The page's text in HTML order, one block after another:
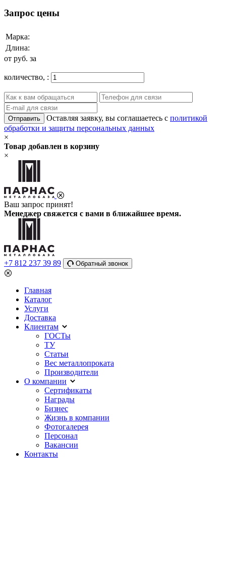
Запрос цены
Марка:
Длина:
от руб. за
количество, :
Отправить Оставляя заявку, вы соглашаетесь с политикой
обработки и защиты персональных данных
×
Товар добавлен в корзину
×
Ваш запрос принят!
Менеджер свяжется с вами в ближайшее время.
+7 812 237 39 89 Обратный звонок
Главная
Каталог
Услуги
Доставка
Клиентам
ГОСТы
ТУ
Статьи
Вес металлопроката
Производители
О компании
Сертификаты
Награды
Бизнес
Жизнь в компании
Фотогалерея
Персонал
Вакансии
Контакты